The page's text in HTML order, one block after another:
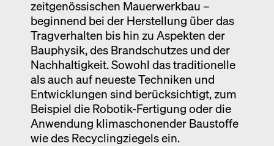
zeitgenössischen Mauerwerkbau –
beginnend bei der Herstellung über das
Tragverhalten bis hin zu Aspekten der
Bauphysik, des Brandschutzes und der
Nachhaltigkeit. Sowohl das traditionelle
als auch auf neueste Techniken und
Entwicklungen sind berücksichtigt, zum
Beispiel die Robotik-Fertigung oder die
Anwendung klimaschonender Baustoffe
wie des Recyclingziegels ein.